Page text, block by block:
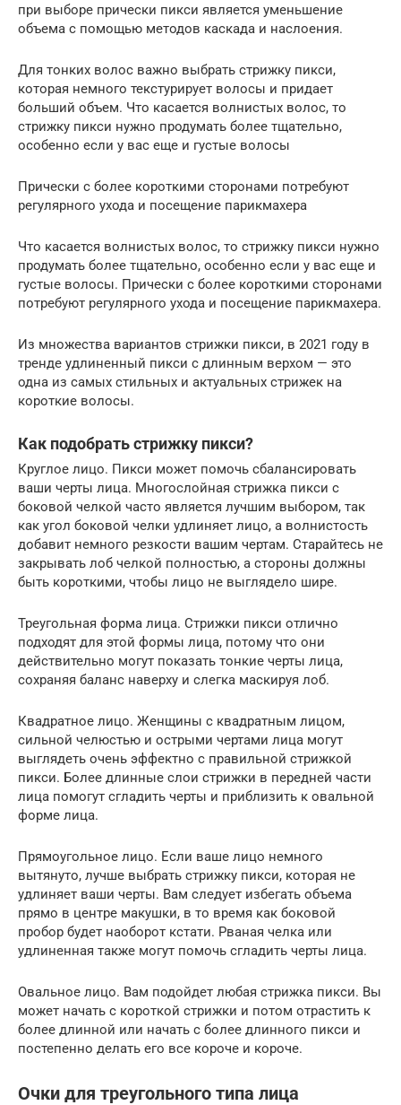
при выборе прически пикси является уменьшение
объема с помощью методов каскада и наслоения.
Для тонких волос важно выбрать стрижку пикси,
которая немного текстурирует волосы и придает
больший объем. Что касается волнистых волос, то
стрижку пикси нужно продумать более тщательно,
особенно если у вас еще и густые волосы
Прически с более короткими сторонами потребуют
регулярного ухода и посещение парикмахера
Что касается волнистых волос, то стрижку пикси нужно
продумать более тщательно, особенно если у вас еще и
густые волосы. Прически с более короткими сторонами
потребуют регулярного ухода и посещение парикмахера.
Из множества вариантов стрижки пикси, в 2021 году в
тренде удлиненный пикси с длинным верхом — это
одна из самых стильных и актуальных стрижек на
короткие волосы.
Как подобрать стрижку пикси?
Круглое лицо. Пикси может помочь сбалансировать
ваши черты лица. Многослойная стрижка пикси с
боковой челкой часто является лучшим выбором, так
как угол боковой челки удлиняет лицо, а волнистость
добавит немного резкости вашим чертам. Старайтесь не
закрывать лоб челкой полностью, а стороны должны
быть короткими, чтобы лицо не выглядело шире.
Треугольная форма лица. Стрижки пикси отлично
подходят для этой формы лица, потому что они
действительно могут показать тонкие черты лица,
сохраняя баланс наверху и слегка маскируя лоб.
Квадратное лицо. Женщины с квадратным лицом,
сильной челюстью и острыми чертами лица могут
выглядеть очень эффектно с правильной стрижкой
пикси. Более длинные слои стрижки в передней части
лица помогут сгладить черты и приблизить к овальной
форме лица.
Прямоугольное лицо. Если ваше лицо немного
вытянуто, лучше выбрать стрижку пикси, которая не
удлиняет ваши черты. Вам следует избегать объема
прямо в центре макушки, в то время как боковой
пробор будет наоборот кстати. Рваная челка или
удлиненная также могут помочь сгладить черты лица.
Овальное лицо. Вам подойдет любая стрижка пикси. Вы
может начать с короткой стрижки и потом отрастить к
более длинной или начать с более длинного пикси и
постепенно делать его все короче и короче.
Очки для треугольного типа лица